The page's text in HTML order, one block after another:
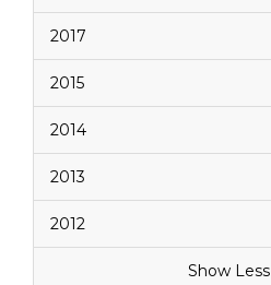
2017
2015
2014
2013
2012
Show Less